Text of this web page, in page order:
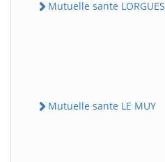
Mutuelle sante LORGUES
Mutuelle sante LE MUY